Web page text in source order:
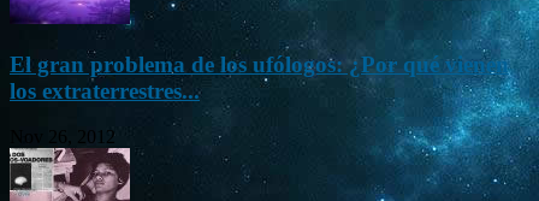
El gran problema de los ufólogos: ¿Por qué vienen
los extraterrestres...
Nov 26, 2012